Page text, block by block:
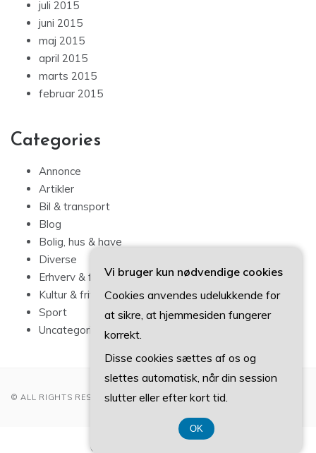
juli 2015
juni 2015
maj 2015
april 2015
marts 2015
februar 2015
Categories
Annonce
Artikler
Bil & transport
Blog
Bolig, hus & have
Diverse
Erhverv & forbrug
Kultur & fritid
Sport
Uncategorized
© ALL RIGHTS RESERVED 2022
CVR-Nummer 374 077 39
Vi bruger kun nødvendige cookies
Cookies anvendes udelukkende for
at sikre, at hjemmesiden fungerer
korrekt.
Disse cookies sættes af os og
slettes automatisk, når din session
slutter eller efter kort tid.
OK